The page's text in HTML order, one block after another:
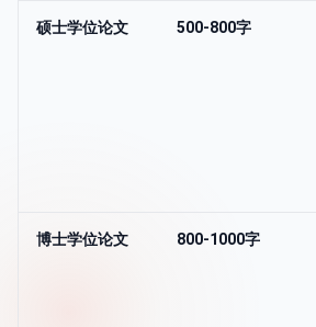
硕士学位论文 500-800字
博士学位论文 800-1000字